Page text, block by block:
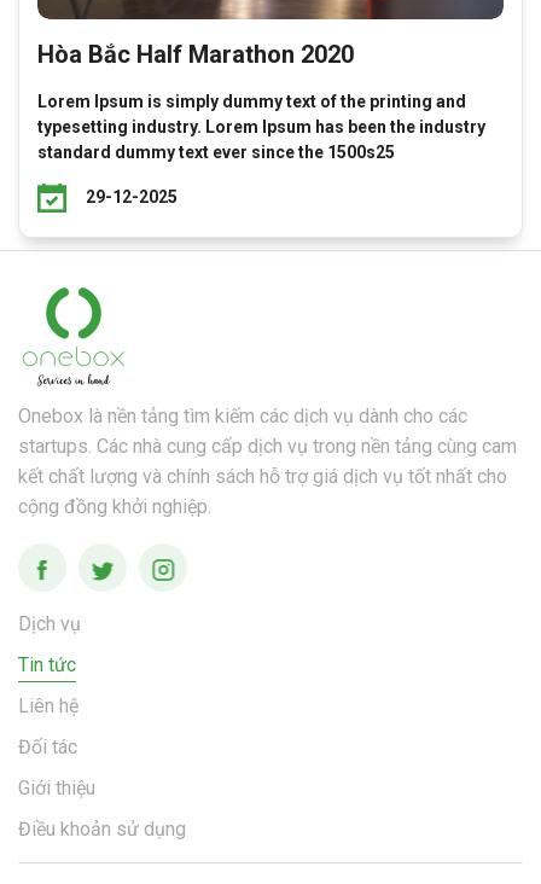
Hòa Bắc Half Marathon 2020
Lorem Ipsum is simply dummy text of the printing and
typesetting industry. Lorem Ipsum has been the industry
standard dummy text ever since the 1500s25
29-12-2025
Onebox là nền tảng tìm kiếm các dịch vụ dành cho các
startups. Các nhà cung cấp dịch vụ trong nền tảng cùng cam
kết chất lượng và chính sách hỗ trợ giá dịch vụ tốt nhất cho
cộng đồng khởi nghiệp.
Dịch vụ
Tin tức
Liên hệ
Đối tác
Giới thiệu
Điều khoản sử dụng